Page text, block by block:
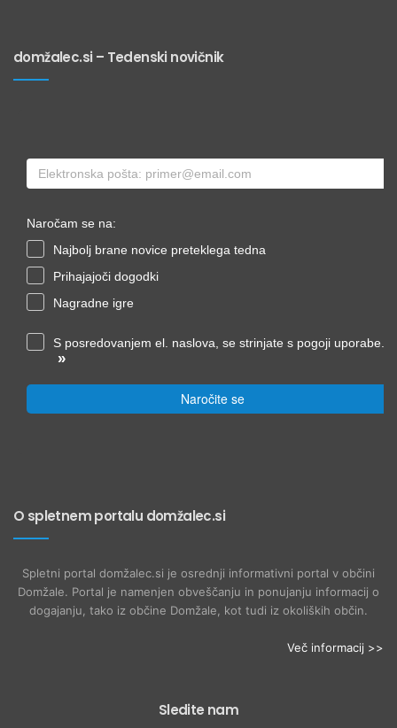
domžalec.si – Tedenski novičnik
Naročam se na:
Najbolj brane novice preteklega tedna
Prihajajoči dogodki
Nagradne igre
S posredovanjem el. naslova, se strinjate s pogoji uporabe.
»
Naročite se
O spletnem portalu domžalec.si
Spletni portal domžalec.si je osrednji informativni portal v občini
Domžale. Portal je namenjen obveščanju in ponujanju informacij o
dogajanju, tako iz občine Domžale, kot tudi iz okoliških občin.
Več informacij >>
Sledite nam